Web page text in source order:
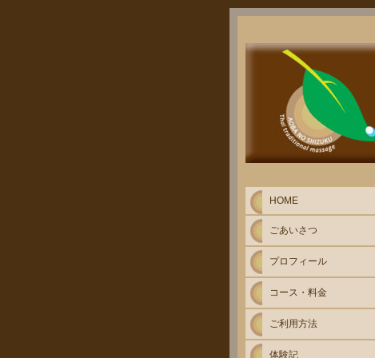
HOME
ごあいさつ
プロフィール
コース・料金
ご利用方法
体験記